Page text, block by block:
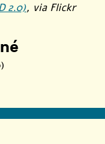
2.0), via Flickr